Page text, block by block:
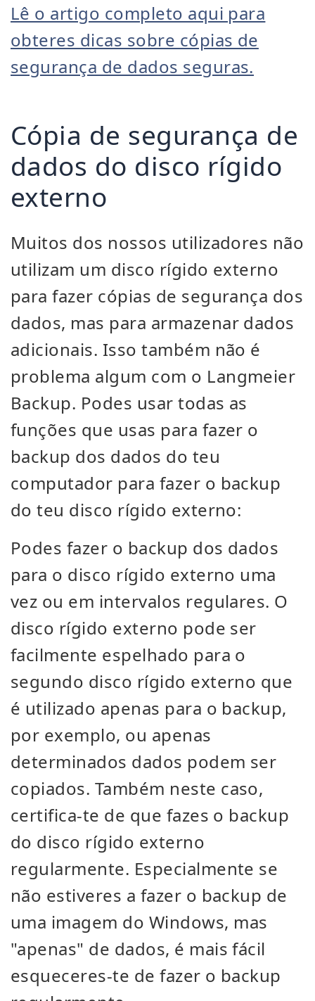
Lê o artigo completo aqui para
obteres dicas sobre cópias de
segurança de dados seguras.
Cópia de segurança de
dados do disco rígido
externo
Muitos dos nossos utilizadores não
utilizam um disco rígido externo
para fazer cópias de segurança dos
dados, mas para armazenar dados
adicionais. Isso também não é
problema algum com o Langmeier
Backup. Podes usar todas as
funções que usas para fazer o
backup dos dados do teu
computador para fazer o backup
do teu disco rígido externo:
Podes fazer o backup dos dados
para o disco rígido externo uma
vez ou em intervalos regulares. O
disco rígido externo pode ser
facilmente espelhado para o
segundo disco rígido externo que
é utilizado apenas para o backup,
por exemplo, ou apenas
determinados dados podem ser
copiados. Também neste caso,
certifica-te de que fazes o backup
do disco rígido externo
regularmente. Especialmente se
não estiveres a fazer o backup de
uma imagem do Windows, mas
"apenas" de dados, é mais fácil
esqueceres-te de fazer o backup